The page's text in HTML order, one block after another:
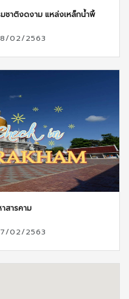
ชาติงดงาม แหล่งเหล็กน้ำพี้
02/2563
สารคาม
02/2563